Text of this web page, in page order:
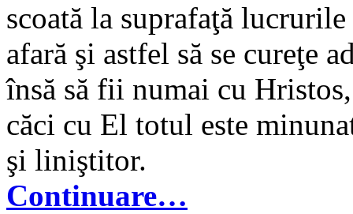
scoată la suprafaţă
afară şi astfel să se cureţe
însă să fii numai cu
căci cu El totul este
şi liniştitor.
Continuare…